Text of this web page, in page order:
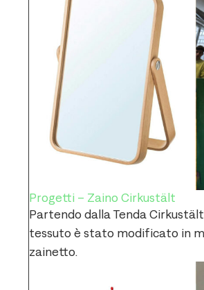
Progetti – Zaino Cirkustält
Partendo dalla Tenda
tessuto è stato modificato in
zainetto.